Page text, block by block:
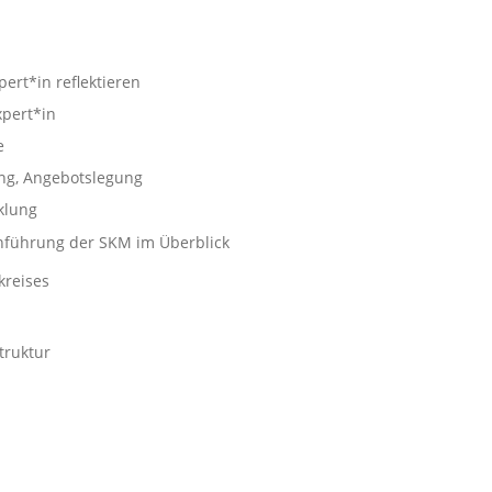
reflektieren
Angebotslegung
der SKM im Überblick